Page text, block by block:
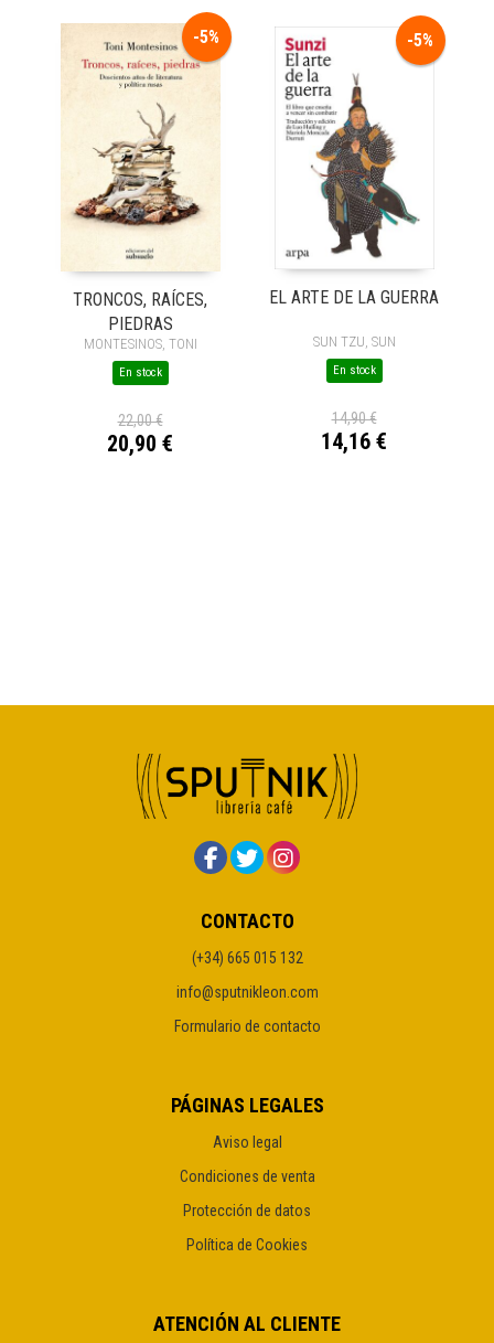
-5%
TRONCOS, RAÍCES,
PIEDRAS
MONTESINOS, TONI
En stock
22,00 €
20,90 €
-5%
EL ARTE DE LA GUERRA
SUN TZU, SUN
En stock
14,90 €
14,16 €
CONTACTO
(+34) 665 015 132
info@sputnikleon.com
Formulario de contacto
PÁGINAS LEGALES
Aviso legal
Condiciones de venta
Protección de datos
Política de Cookies
ATENCIÓN AL CLIENTE